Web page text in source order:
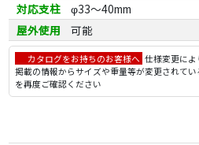
対応支柱
φ33～40mm
屋外使用
可能
カタログをお持ちのお客様へ 仕様変更によ
掲載の情報からサイズや重量等が変更されて
を再度ご確認ください